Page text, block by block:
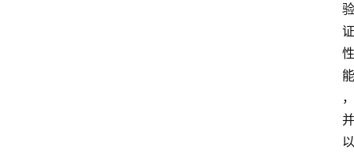
验
证
性
能
，
并
以